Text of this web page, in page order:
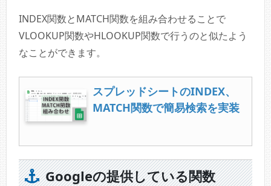
INDEX関数とMATCH関数を組み合わせることで
VLOOKUP関数やHLOOKUP関数で行うのと似たよう
なことができます。
スプレッドシートのINDEX、
MATCH関数で簡易検索を実装
Googleの提供している関数